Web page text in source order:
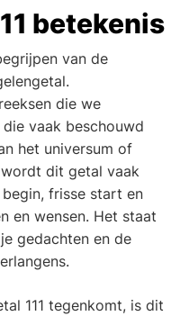
betekenis
van de
die we
vaak beschouwd
het universum of
wordt dit getal vaak
frisse start en
en wensen. Het staat
gedachten en de
111 tegenkomt, is dit